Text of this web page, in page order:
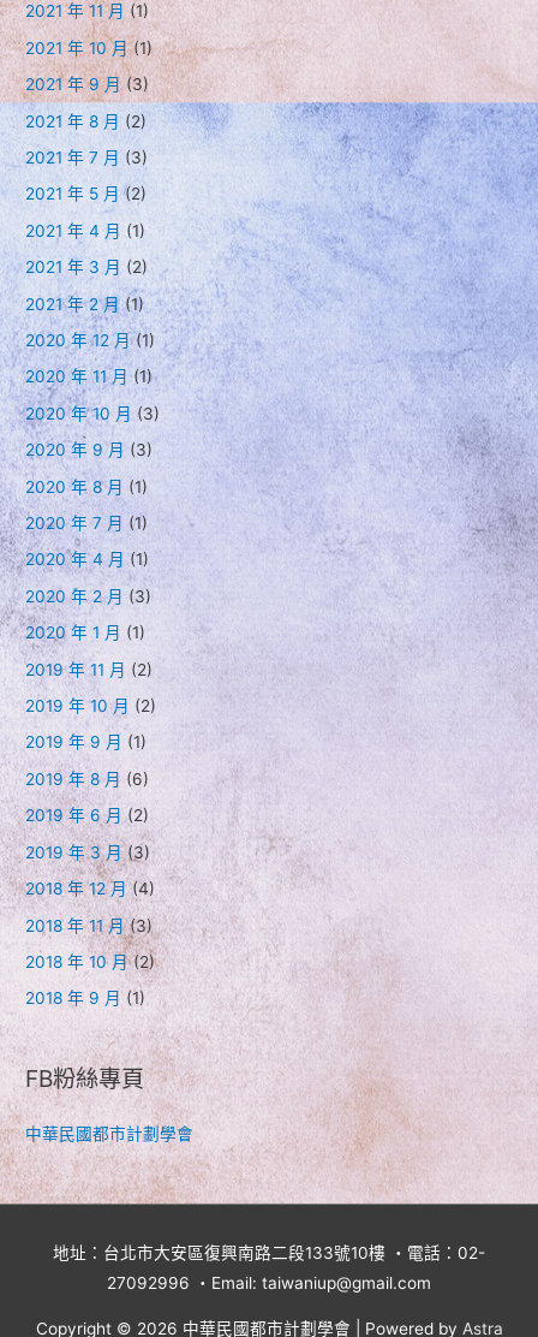
2021 年 11 月 (1)
2021 年 10 月(1)
2021 年 9 月(3)
2021 年 8 月 (2)
2021 年 7 月 (3)
2021 年 5 月 (2)
2021 年 4 月 (1)
2021 年 3 月 (2)
2021 年 2 月(1)
2020 年 12 月(1)
2020 年 11 月(1)
2020 年 10 月(3)
2020 年 9 月 (3)
2020 年 8 月 (1)
2020 年 7 月 (1)
2020 年 4 月 (1)
2020 年 2 月 (3)
2020 年 1 月 (1)
2019 年 11 月 (2)
2019 年 10 月 (2)
2019 年 9 月 (1)
2019 年 8 月 (6)
2019 年 6 月 (2)
2019 年 3 月(3)
2018 年 12 月(4)
2018 年 11 月(3)
2018 年 10 月(2)
2018 年 9 月(1)
FB粉絲專頁
中華民國都市計劃學會
地址：台北市大安區復興南路二段133號10樓 ・電話：02-
27092996 ・Email: taiwaniup@gmail.com
Copyright © 2026 中華民國都市計劃學會 | Powered by Astra